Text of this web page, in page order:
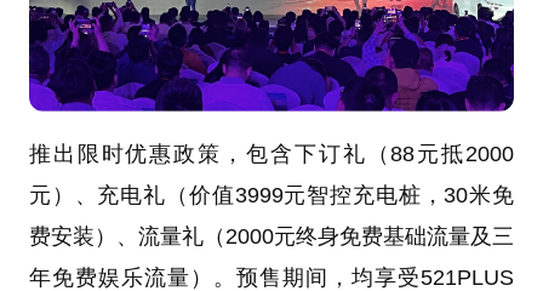
推出限时优惠政策，包含下订礼（88元抵2000
元）、充电礼（价值3999元智控充电桩，30米免
费安装）、流量礼（2000元终身免费基础流量及三
年免费娱乐流量）。预售期间，均享受521PLUS